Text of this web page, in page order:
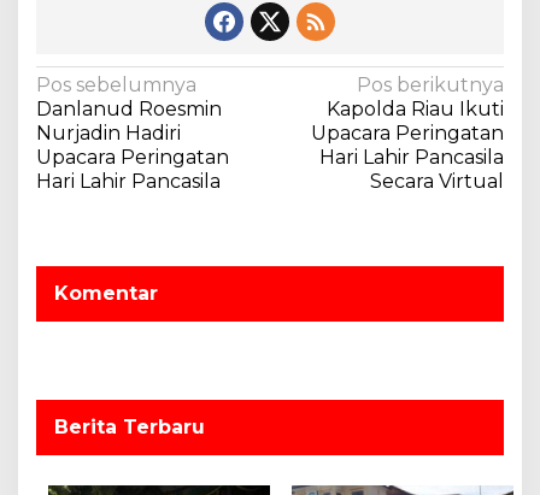
N
a
v
i
a
i
o
Pos sebelumnya
Danlanud Roesmin
Nurjadin Hadiri
Upacara Peringatan
Hari Lahir Pancasila
Pos berikutnya
Kapolda Riau Ikuti
Upacara Peringatan
Hari Lahir Pancasila
Secara Virtual
Komentar
Berita Terbaru